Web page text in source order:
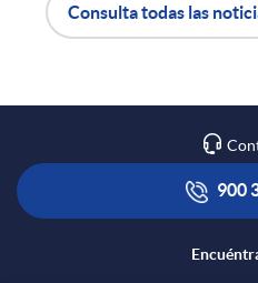
R
e
A
p
l
o
t
Consulta todas las
900